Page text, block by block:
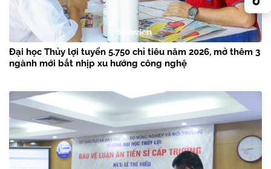
Đại học Thủy lợi tuyển 5.750 chỉ tiêu năm 2026, mở thêm 3
ngành mới bắt nhịp xu hướng công nghệ